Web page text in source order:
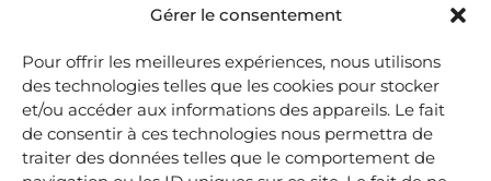
Gérer le consentement
Pour offrir les meilleures expériences, nous utilisons
des technologies telles que les cookies pour stocker
et/ou accéder aux informations des appareils. Le fait
de consentir à ces technologies nous permettra de
traiter des données telles que le comportement de
48, rue Maubec 33210 LANGON
05 40 41 37 18
.
MARDI AU SAMEDI